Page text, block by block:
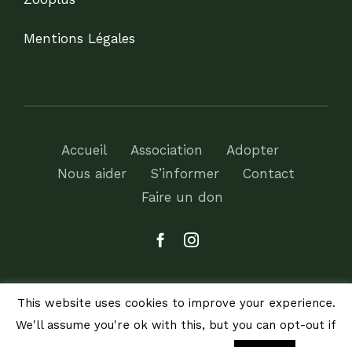
Mentions Légales
Accueil Association
Adopter
Nous aider
S’informer
Contact
Faire un don
2026 | Avada Theme byThemeFusion
This website uses cookies to improve your experience.
We'll assume you're ok with this, but you can opt-out if